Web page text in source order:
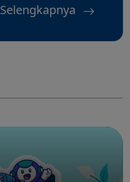
Selengkapnya